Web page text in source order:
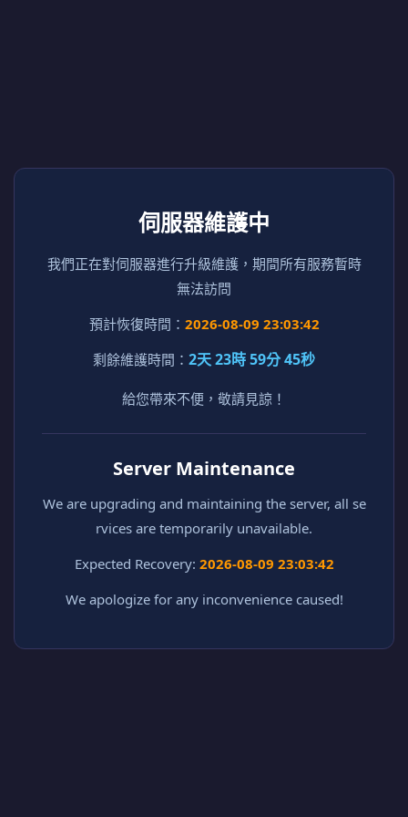
伺服器維護中
我們正在對伺服器進行升級維護，期間所有服務暫時
無法訪問
預計恢復時間： 2026-08-09 23:03:42
剩餘維護時間： 2天 23時 59分 45秒
給您帶來不便，敬請見諒！
Server Maintenance
We are upgrading and maintaining the server, all se
rvices are temporarily unavailable.
Expected Recovery: 2026-08-09 23:03:42
We apologize for any inconvenience caused!